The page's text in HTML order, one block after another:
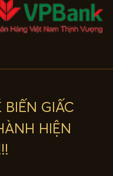
BIẾN GIẤC
HIỆN